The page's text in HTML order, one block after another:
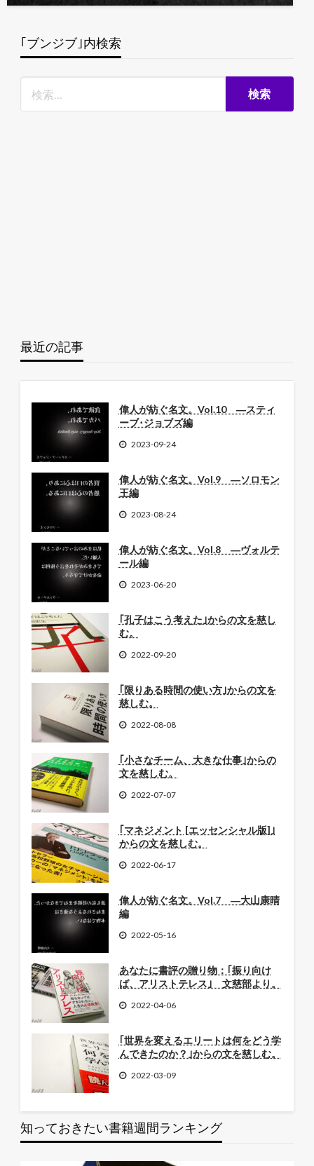
｢ブンジブ｣内検索
最近の記事
偉人が紡ぐ名文。Vol.10 ―スティ
ーブ･ジョブズ編
2023-09-24
偉人が紡ぐ名文。Vol.9 ―ソロモン
王編
2023-08-24
偉人が紡ぐ名文。Vol.8 ―ヴォルテ
ール編
2023-06-20
｢孔子はこう考えた｣からの文を慈し
む。
2022-09-20
｢限りある時間の使い方｣からの文を
慈しむ。
2022-08-08
｢小さなチーム、大きな仕事｣からの
文を慈しむ。
2022-07-07
｢マネジメント [エッセンシャル版]｣
からの文を慈しむ。
2022-06-17
偉人が紡ぐ名文。Vol.7 ―大山康晴
編
2022-05-16
あなたに書評の贈り物：｢振り向け
ば、アリストテレス｣ 文慈部より。
2022-04-06
｢世界を変えるエリートは何をどう学
んできたのか？｣からの文を慈しむ。
2022-03-09
知っておきたい書籍週間ランキング